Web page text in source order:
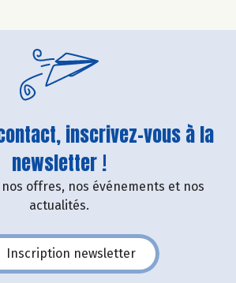
inscrivez-vous à la
newsletter !
offres, nos événements et nos
actualités.
Inscription newsletter